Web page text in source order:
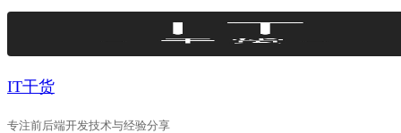
Skip
IT干货
专注前后端开发技术与经验分享